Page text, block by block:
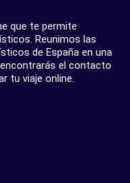
que te permite
Reunimos las
de España en una
el contacto
tu viaje online.